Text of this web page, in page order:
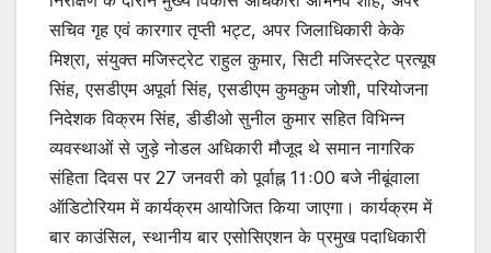
सचिव गृह एवं कारगार तृप्ती भट्ट, अपर जिलाधिकारी केके
मिश्रा, संयुक्त मजिस्ट्रेट राहुल कुमार, सिटी मजिस्ट्रेट प्रत्यूष
सिंह, एसडीएम अपूर्वा सिंह, एसडीएम कुमकुम जोशी, परियोजना
निदेशक विक्रम सिंह, डीडीओ सुनील कुमार सहित विभिन्न
व्यवस्थाओं से जुड़े नोडल अधिकारी मौजूद थे समान नागरिक
संहिता दिवस पर 27 जनवरी को पूर्वाह्न 11ः00 बजे नीबूंवाला
ऑडिटोरियम में कार्यक्रम आयोजित किया जाएगा। कार्यक्रम में
बार काउंसिल, स्थानीय बार एसोसिएशन के प्रमुख पदाधिकारी